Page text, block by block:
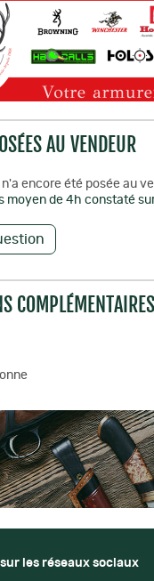
AU VENDEUR
encore été posée au
moyen de 4h constaté
COMPLÉMENTAIRES
les réseaux sociaux